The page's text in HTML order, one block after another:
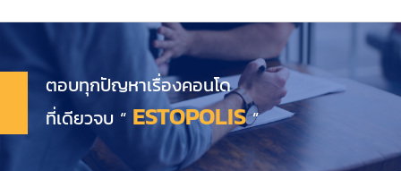
ตอบทุกปัญหาเรื่องคอนโด
ที่เดียวจบ “ ESTOPOLIS”